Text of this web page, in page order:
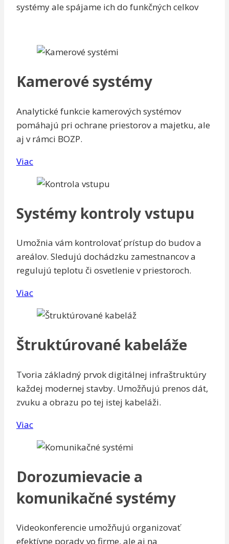
systémy ale spájame ich do funkčných celkov
Kamerové systémy
Analytické funkcie kamerových systémov
pomáhajú pri ochrane priestorov a majetku, ale
aj v rámci BOZP.
Viac
Systémy kontroly vstupu
Umožnia vám kontrolovať prístup do budov a
areálov. Sledujú dochádzku zamestnancov a
regulujú teplotu či osvetlenie v priestoroch.
Viac
Štruktúrované kabeláže
Tvoria základný prvok digitálnej infraštruktúry
každej modernej stavby. Umožňujú prenos dát,
zvuku a obrazu po tej istej kabeláži.
Viac
Dorozumievacie a
komunikačné systémy
Videokonferencie umožňujú organizovať
efektívne porady vo firme, ale aj na